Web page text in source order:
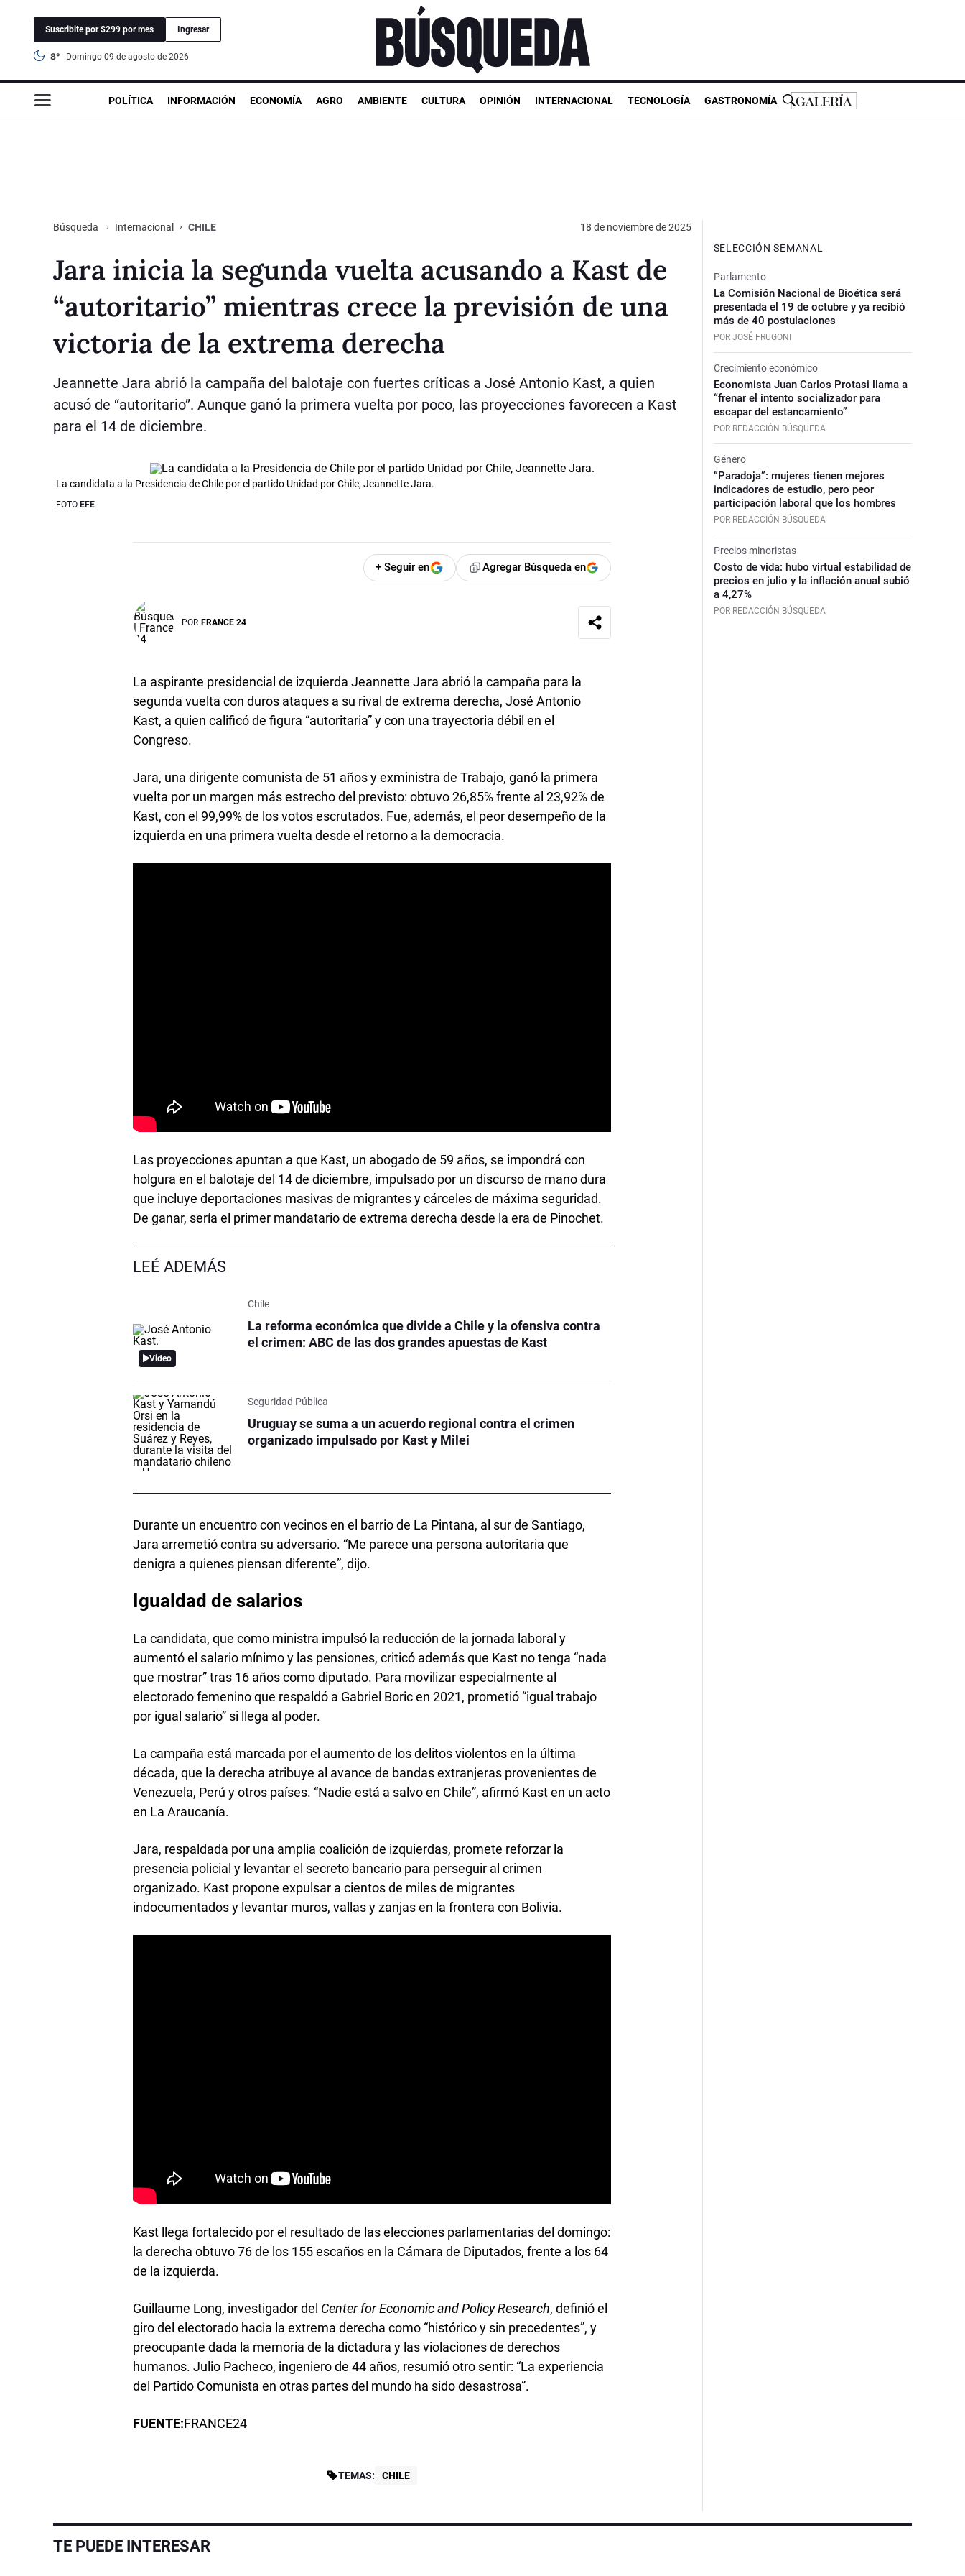
Suscribite por $299 por mes Ingresar
8° domingo 09 de agosto de 2026
POLÍTICA INFORMACIÓN ECONOMÍA AGRO AMBIENTE CULTURA OPINIÓN INTERNACIONAL TECNOLOGÍA GASTRONOMÍA
Búsqueda Internacional CHILE 18 de noviembre de 2025
Jara inicia la segunda vuelta acusando a Kast de
“autoritario” mientras crece la previsión de una
victoria de la extrema derecha
Jeannette Jara abrió la campaña del balotaje con fuertes críticas a José Antonio Kast, a quien
acusó de “autoritario”. Aunque ganó la primera vuelta por poco, las proyecciones favorecen a Kast
para el 14 de diciembre.
La candidata a la Presidencia de Chile por el partido Unidad por Chile, Jeannette Jara.
FOTO EFE
+ Seguir en Agregar Búsqueda en
POR FRANCE 24
La aspirante presidencial de izquierda Jeannette Jara abrió la campaña para la
segunda vuelta con duros ataques a su rival de extrema derecha, José Antonio
Kast, a quien calificó de figura “autoritaria” y con una trayectoria débil en el
Congreso.
Jara, una dirigente comunista de 51 años y exministra de Trabajo, ganó la primera
vuelta por un margen más estrecho del previsto: obtuvo 26,85% frente al 23,92% de
Kast, con el 99,99% de los votos escrutados. Fue, además, el peor desempeño de la
izquierda en una primera vuelta desde el retorno a la democracia.
Las proyecciones apuntan a que Kast, un abogado de 59 años, se impondrá con
holgura en el balotaje del 14 de diciembre, impulsado por un discurso de mano dura
que incluye deportaciones masivas de migrantes y cárceles de máxima seguridad.
De ganar, sería el primer mandatario de extrema derecha desde la era de Pinochet.
LEÉ ADEMÁS
Video
Chile
La reforma económica que divide a Chile y la ofensiva contra
el crimen: ABC de las dos grandes apuestas de Kast
Seguridad Pública
Uruguay se suma a un acuerdo regional contra el crimen
organizado impulsado por Kast y Milei
Durante un encuentro con vecinos en el barrio de La Pintana, al sur de Santiago,
Jara arremetió contra su adversario. “Me parece una persona autoritaria que
denigra a quienes piensan diferente”, dijo.
Igualdad de salarios
La candidata, que como ministra impulsó la reducción de la jornada laboral y
aumentó el salario mínimo y las pensiones, criticó además que Kast no tenga “nada
que mostrar” tras 16 años como diputado. Para movilizar especialmente al
electorado femenino que respaldó a Gabriel Boric en 2021, prometió “igual trabajo
por igual salario” si llega al poder.
La campaña está marcada por el aumento de los delitos violentos en la última
década, que la derecha atribuye al avance de bandas extranjeras provenientes de
Venezuela, Perú y otros países. “Nadie está a salvo en Chile”, afirmó Kast en un acto
en La Araucanía.
Jara, respaldada por una amplia coalición de izquierdas, promete reforzar la
presencia policial y levantar el secreto bancario para perseguir al crimen
organizado. Kast propone expulsar a cientos de miles de migrantes
indocumentados y levantar muros, vallas y zanjas en la frontera con Bolivia.
Kast llega fortalecido por el resultado de las elecciones parlamentarias del domingo:
la derecha obtuvo 76 de los 155 escaños en la Cámara de Diputados, frente a los 64
de la izquierda.
Guillaume Long, investigador del Center for Economic and Policy Research, definió el
giro del electorado hacia la extrema derecha como “histórico y sin precedentes”, y
preocupante dada la memoria de la dictadura y las violaciones de derechos
humanos. Julio Pacheco, ingeniero de 44 años, resumió otro sentir: “La experiencia
del Partido Comunista en otras partes del mundo ha sido desastrosa”.
FUENTE:FRANCE24
TEMAS: CHILE
SELECCIÓN SEMANAL
Parlamento
La Comisión Nacional de Bioética será
presentada el 19 de octubre y ya recibió
más de 40 postulaciones
POR JOSÉ FRUGONI
Crecimiento económico
Economista Juan Carlos Protasi llama a
“frenar el intento socializador para
escapar del estancamiento”
POR REDACCIÓN BÚSQUEDA
Género
“Paradoja”: mujeres tienen mejores
indicadores de estudio, pero peor
participación laboral que los hombres
POR REDACCIÓN BÚSQUEDA
Precios minoristas
Costo de vida: hubo virtual estabilidad de
precios en julio y la inflación anual subió
a 4,27%
POR REDACCIÓN BÚSQUEDA
TE PUEDE INTERESAR